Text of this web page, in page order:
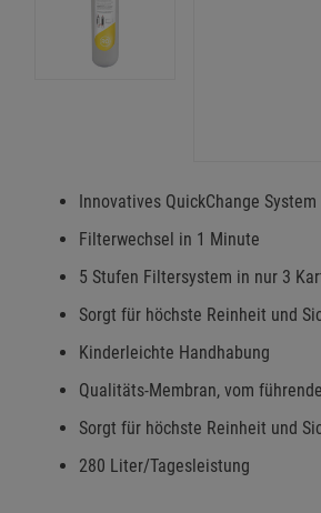
Innovatives QuickChange System
Filterwechsel in 1 Minute
5 Stufen Filtersystem in nur 3
Sorgt für höchste Reinheit und
Kinderleichte Handhabung
Qualitäts-Membran, vom
Sorgt für höchste Reinheit und
280 Liter/Tagesleistung